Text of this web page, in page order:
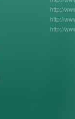
http://
http://
http://